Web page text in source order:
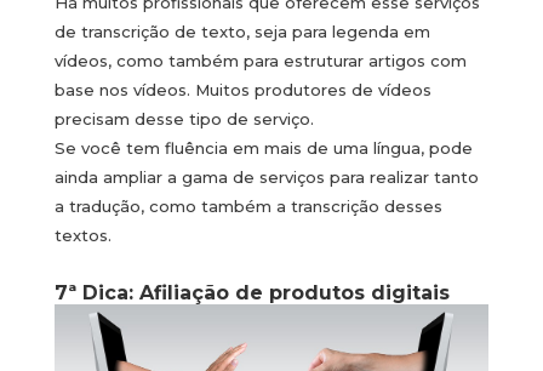
de transcrição de texto, seja para legenda em
vídeos, como também para estruturar artigos com
base nos vídeos. Muitos produtores de vídeos
precisam desse tipo de serviço.
Se você tem fluência em mais de uma língua, pode
ainda ampliar a gama de serviços para realizar tanto
a tradução, como também a transcrição desses
textos.
7ª Dica: Afiliação de produtos digitais